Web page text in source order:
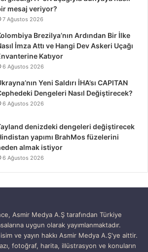
mesaj veriyor?
7 Ağustos 2026
Brezilya’nın Ardından Bir İlke
İmza Attı ve Hangi Dev Askeri Uçağı
Katıyor
6 Ağustos 2026
Yeni Saldırı İHA’sı CAPITAN
Dengeleri Nasıl Değiştirecek?
6 Ağustos 2026
denizdeki dengeleri değiştirecek
yapımı BrahMos füzelerini
almak istiyor
6 Ağustos 2026
Asmir Medya A.Ş tarafından Türkiye
uygun olarak yayımlanmaktadır.
ve yayın hakkı Asmir Medya A.Ş'ye aittir.
fotoğraf, harita, illüstrasyon ve konuların